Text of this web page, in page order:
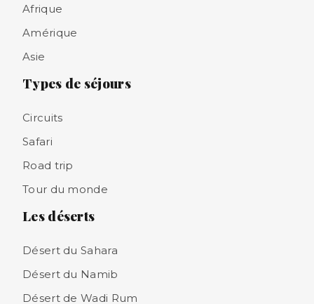
Afrique
Amérique
Asie
Types de séjours
Circuits
Safari
Road trip
Tour du monde
Les déserts
Désert du Sahara
Désert du Namib
Désert de Wadi Rum